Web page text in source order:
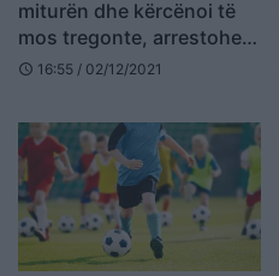
miturën dhe kërcënoi të
mos tregonte, arrestohet
47-vjeçari në Mat
schedule 16:55 / 02/12/2021